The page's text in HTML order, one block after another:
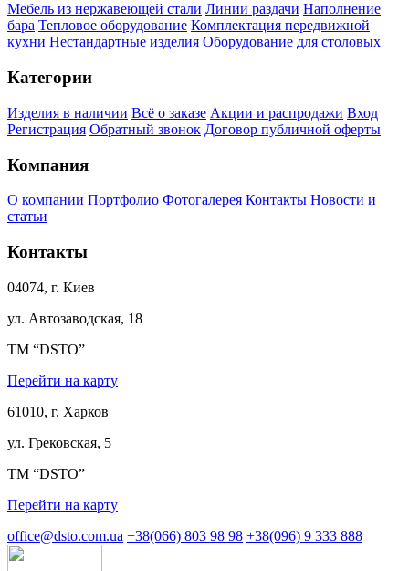
Мебель из нержавеющей стали Линии раздачи Наполнение
бара Тепловое оборудование Комплектация передвижной
кухни Нестандартные изделия Оборудование для столовых
Категории
Изделия в наличии Всё о заказе Акции и распродажи Вход
Регистрация Обратный звонок Договор публичной оферты
Компания
О компании Портфолио Фотогалерея Контакты Новости и
статьи
Контакты
04074, г. Киев
ул. Автозаводская, 18
ТМ “DSTO”
Перейти на карту
61010, г. Харков
ул. Грековская, 5
ТМ “DSTO”
Перейти на карту
office@dsto.com.ua +38(066) 803 98 98 +38(096) 9 333 888